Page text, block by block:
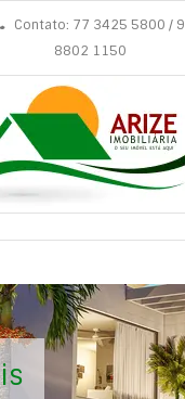
Contato: 77 3425 5800 / 9
8802 1150